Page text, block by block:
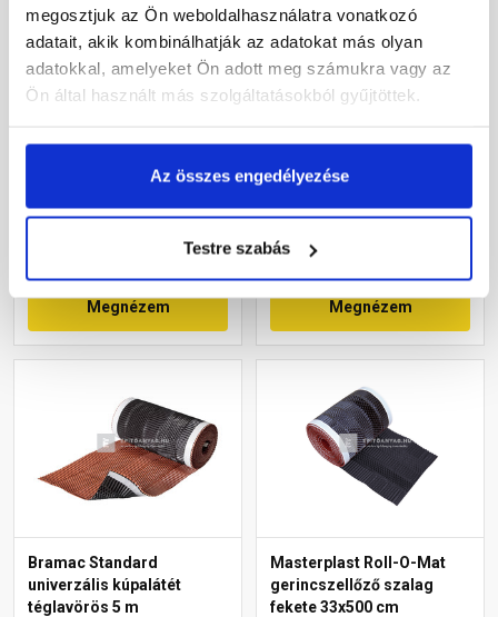
megosztjuk az Ön weboldalhasználatra vonatkozó
adatait, akik kombinálhatják az adatokat más olyan
adatokkal, amelyeket Ön adott meg számukra vagy az
Ön által használt más szolgáltatásokból gyűjtöttek.
Az összes engedélyezése
Testre szabás
Masterplast Roll-O-Mat
Gyártói készleten
Megnézem
Leier Vent Roll univerzális
kúpalátét, téglavörös 5 m
Rendelésre
Megnézem
Bramac Standard
univerzális kúpalátét
téglavörös 5 m
Masterplast Roll-O-Mat
gerincszellőző szalag
fekete 33x500 cm